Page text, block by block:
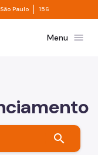
à informação
Paulo Divisor de
156
Menu menu
search